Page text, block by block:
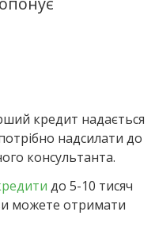
кредит надається
надсилати до
консультанта.
до 5-10 тисяч
можете отримати